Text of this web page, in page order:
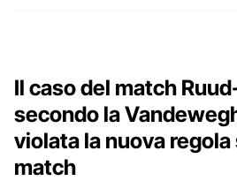
Il caso del match
secondo la
violata la nuova
match